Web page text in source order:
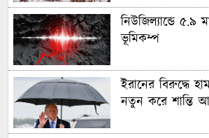
নিউজিল্যান্ডে ৫.৯
ভূমিকম্প
ইরানের বিরুদ্ধে
নতুন করে শান্তি